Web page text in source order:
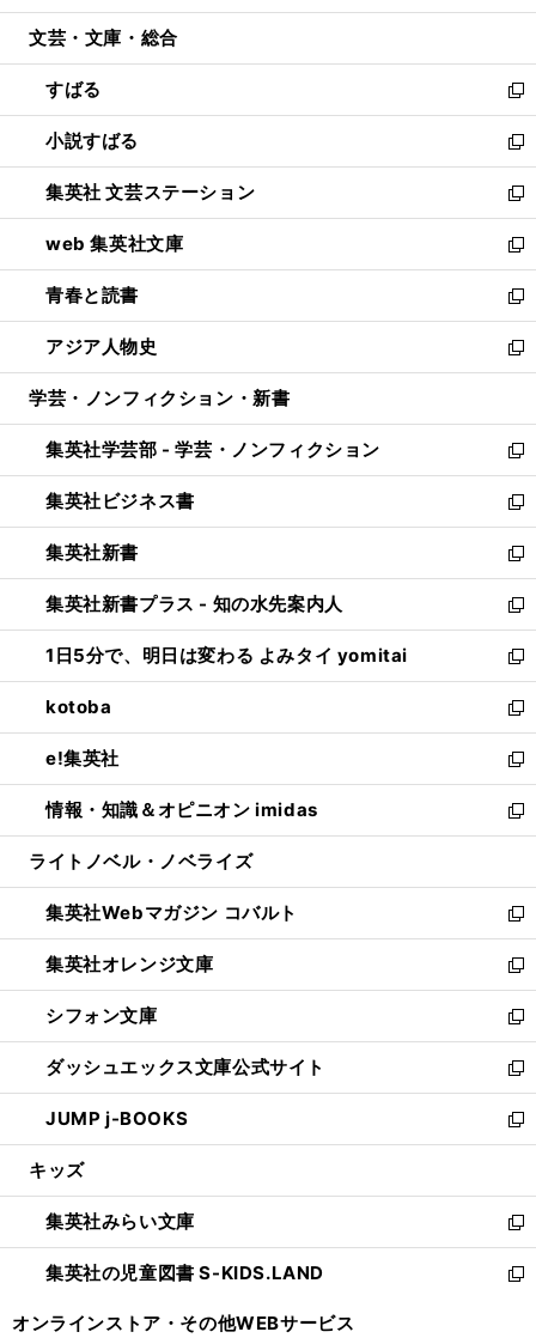
開
ウ
開
く
ン
ウ
で
開
く
ウ
ン
ド
ウ
で
開
く
文芸・文庫・総合
すばる
新
し
い
ウ
ィ
ン
ド
ウ
で
開
く
小説すばる
新
し
い
ウ
ィ
ン
ド
ウ
で
開
集英社 文芸ステーション
新
し
い
ウ
ィ
ン
ド
ウ
開
く
web 集英社文庫
新
し
い
ウ
ィ
ン
ウ
で
開
く
青春と読書
新
し
い
ウ
ン
ド
ウ
で
開
く
アジア人物史
新
し
ウ
ィ
ン
ド
ウ
で
開
く
学芸・ノンフィクション・新書
集英社学芸部 - 学芸・ノンフィクション
新
し
い
ウ
ィ
ン
ド
ウ
で
開
く
集英社ビジネス書
新
し
い
ウ
ィ
ン
ド
ウ
で
開
く
集英社新書
新
し
い
ウ
ィ
ン
ド
ウ
で
開
く
集英社新書プラス - 知の水先案内人
新
し
い
ウ
ィ
ン
ド
ウ
で
開
1日5分で、明日は変わる よみタイ yomitai
新
し
い
ウ
ィ
ン
ド
ウ
開
く
kotoba
新
し
い
ウ
ィ
ン
ウ
で
開
く
e!集英社
新
し
い
ウ
ン
ド
ウ
で
開
く
情報・知識＆オピニオン imidas
新
し
ウ
ィ
ン
ド
ウ
で
開
く
ライトノベル・ノベライズ
集英社Webマガジン コバルト
新
し
い
ウ
ィ
ン
ド
ウ
で
開
集英社オレンジ文庫
新
し
い
ウ
ィ
ン
ド
ウ
開
く
シフォン文庫
新
し
い
ウ
ィ
ン
ウ
で
開
く
ダッシュエックス文庫公式サイト
新
し
い
ウ
ン
ド
ウ
で
JUMP j-BOOKS
新
し
ウ
ィ
ン
ド
キッズ
集英社みらい文庫
新
し
い
集英社の児童図書 S-KIDS.LAND
新
オンラインストア・ その他WEBサービス